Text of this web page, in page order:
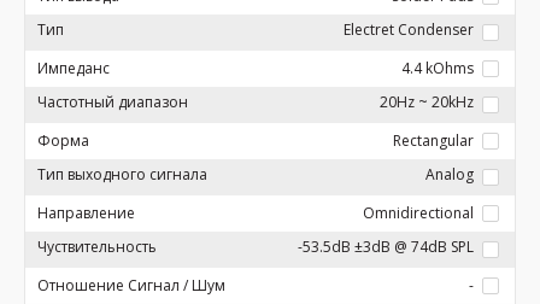
Тип
Electret Condenser
Импеданс
4.4 kOhms
Частотный диапазон
20Hz ~ 20kHz
Форма
Rectangular
Тип выходного сигнала
Analog
Направление
Omnidirectional
Чуствительность
-53.5dB ±3dB @ 74dB SPL
Отношение Сигнал / Шум
-